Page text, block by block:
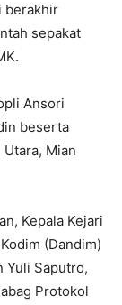
berakhir
sepakat
Ansori
beserta
Mian
Kepala Kejari
(Dandim)
Yuli Saputro,
Protokol